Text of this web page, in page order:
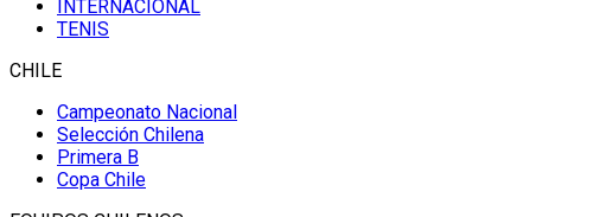
INTERNACIONAL
TENIS
CHILE
Campeonato Nacional
Selección Chilena
Primera B
Copa Chile